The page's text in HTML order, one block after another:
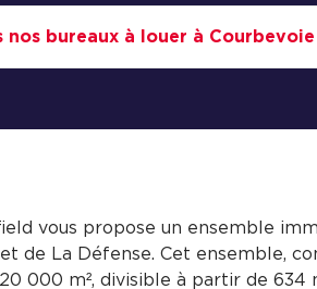
nos bureaux à louer à Courbevoie
vous propose un ensemble
de La Défense. Cet ensemble,
000 m², divisible à partir de 634